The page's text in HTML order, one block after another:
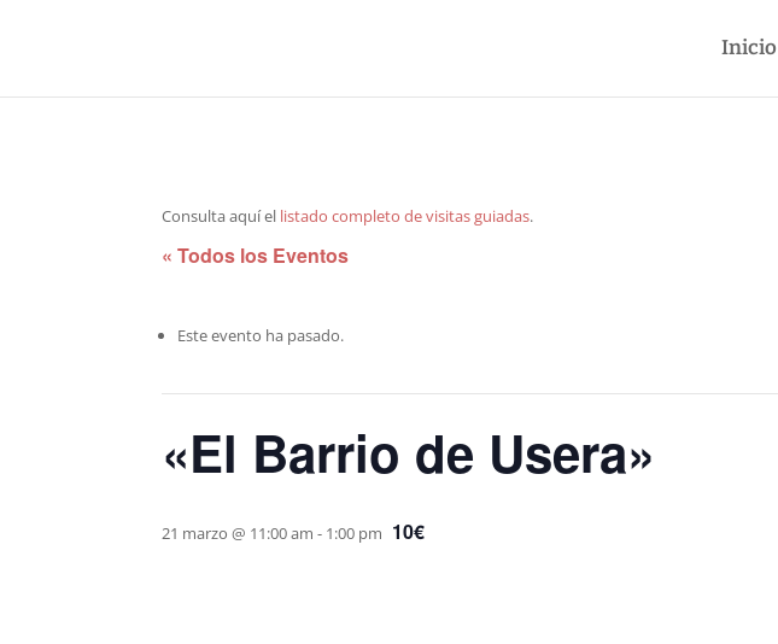
Inicio
Consulta aquí el listado completo de visitas guiadas.
« Todos los Eventos
Este evento ha pasado.
«El Barrio de Usera»
21 marzo @ 11:00 am - 1:00 pm 10€